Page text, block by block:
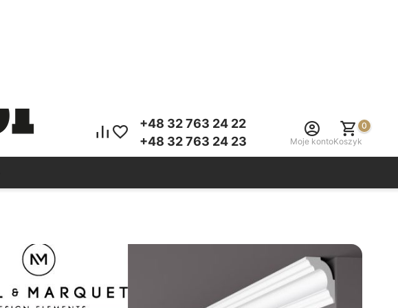
+48 32 763 24 22
+48 32 763 24 23
Moje konto
0
Koszyk